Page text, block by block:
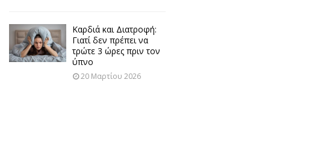
Καρδιά και Διατροφή:
Γιατί δεν πρέπει να
τρώτε 3 ώρες πριν τον
ύπνο
20 Μαρτίου 2026